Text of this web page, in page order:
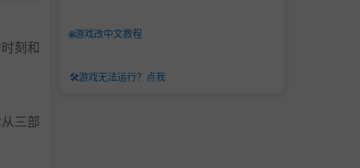
刻和
三部
🌐游戏改中文教程
🛠️游戏无法运行？点我